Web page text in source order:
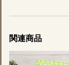
関連商品